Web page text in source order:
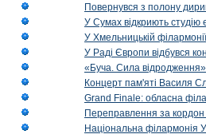
Повернувся з полону
У Сумах відкриють студію
У Хмельницькій
У Раді Європи відбувся
«Буча. Сила відродження»
Концерт пам'яті Василя
Grand Finale: обласна
Переправлення за кордон
Національна філармонія